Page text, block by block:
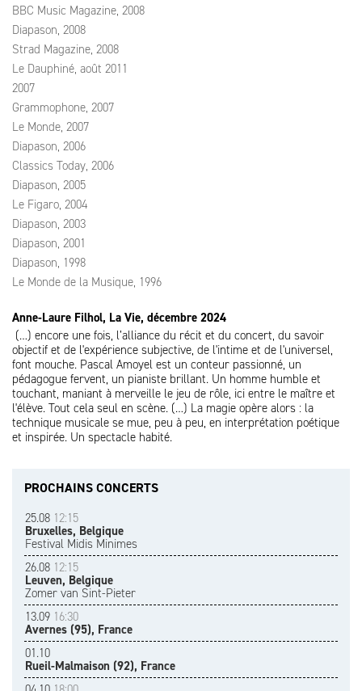
BBC Music Magazine, 2008
Diapason, 2008
Strad Magazine, 2008
Le Dauphiné, août 2011
2007
Grammophone, 2007
Le Monde, 2007
Diapason, 2006
Classics Today, 2006
Diapason, 2005
Le Figaro, 2004
Diapason, 2003
Diapason, 2001
Diapason, 1998
Le Monde de la Musique, 1996
Anne-Laure Filhol, La Vie, décembre 2024
(…) encore une fois, l’alliance du récit et du concert, du savoir
objectif et de l'expérience subjective, de l'intime et de l'universel,
font mouche. Pascal Amoyel est un conteur passionné, un
pédagogue fervent, un pianiste brillant. Un homme humble et
touchant, maniant à merveille le jeu de rôle, ici entre le maître et
l'élève. Tout cela seul en scène. (…) La magie opère alors : la
technique musicale se mue, peu à peu, en interprétation poétique
et inspirée. Un spectacle habité.
PROCHAINS CONCERTS
25.08 12:15
Bruxelles, Belgique
Festival Midis Minimes
26.08 12:15
Leuven, Belgique
Zomer van Sint-Pieter
13.09 16:30
Avernes (95), France
01.10
Rueil-Malmaison (92), France